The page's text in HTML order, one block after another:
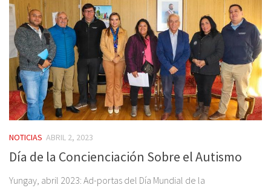
NOTICIAS ABRIL 2, 2023
Día de la Concienciación Sobre el Autismo
Yungay, abril 2023: Ad-portas del Día Mundial de la